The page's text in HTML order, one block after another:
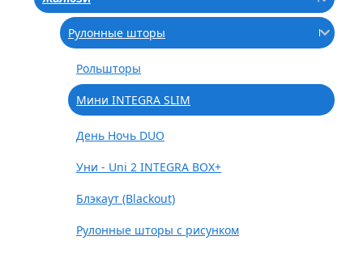
Рулонные шторы
Рольшторы
Мини INTEGRA SLIM
День Ночь DUO
Уни - Uni 2 INTEGRA BOX+
Блэкаут (Blackout)
Рулонные шторы с рисунком